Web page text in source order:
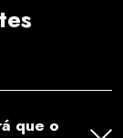
que o